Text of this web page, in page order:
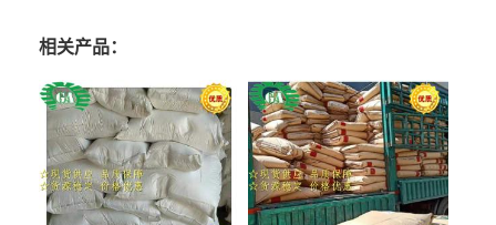
相关产品：